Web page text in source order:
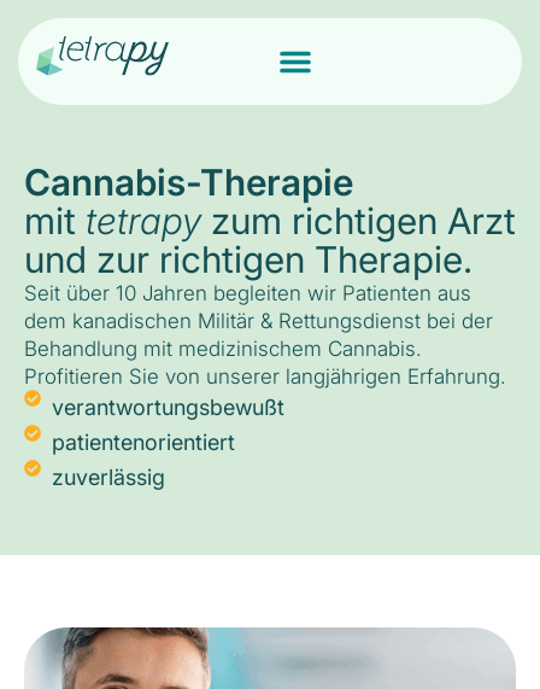
Cannabis-Therapie
mit tetrapyzum richtigen Arzt
und zur richtigen Therapie.
Seit über 10 Jahren begleiten wir Patienten aus
dem kanadischen Militär & Rettungsdienst bei der
Behandlung mit medizinischem Cannabis.
Profitieren Sie von unserer langjährigen Erfahrung.
verantwortungsbewußt
patientenorientiert
zuverlässig